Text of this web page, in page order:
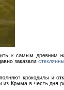
к самым древним
заказали
крокодилы и
из Крыма в честь дня